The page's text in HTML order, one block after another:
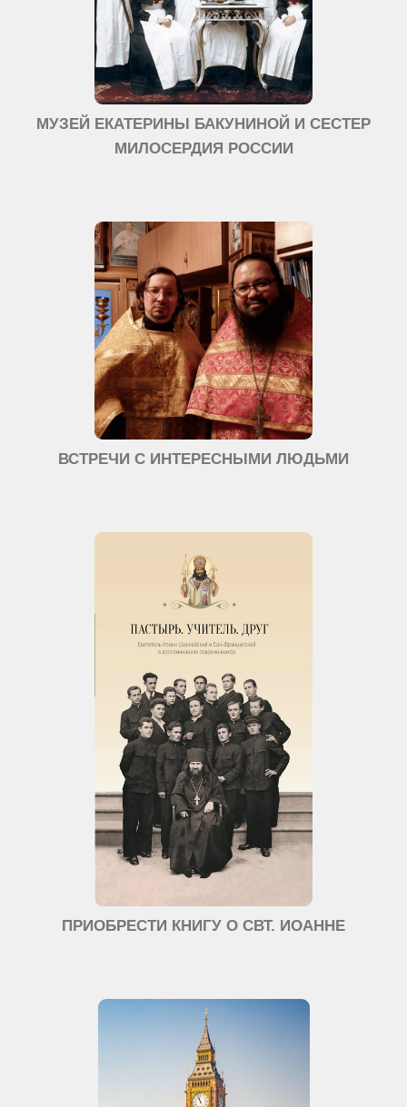
МУЗЕЙ ЕКАТЕРИНЫ БАКУНИНОЙ И СЕСТЕР
МИЛОСЕРДИЯ РОССИИ
ВСТРЕЧИ С ИНТЕРЕСНЫМИ ЛЮДЬМИ
ПРИОБРЕСТИ КНИГУ О СВТ. ИОАННЕ